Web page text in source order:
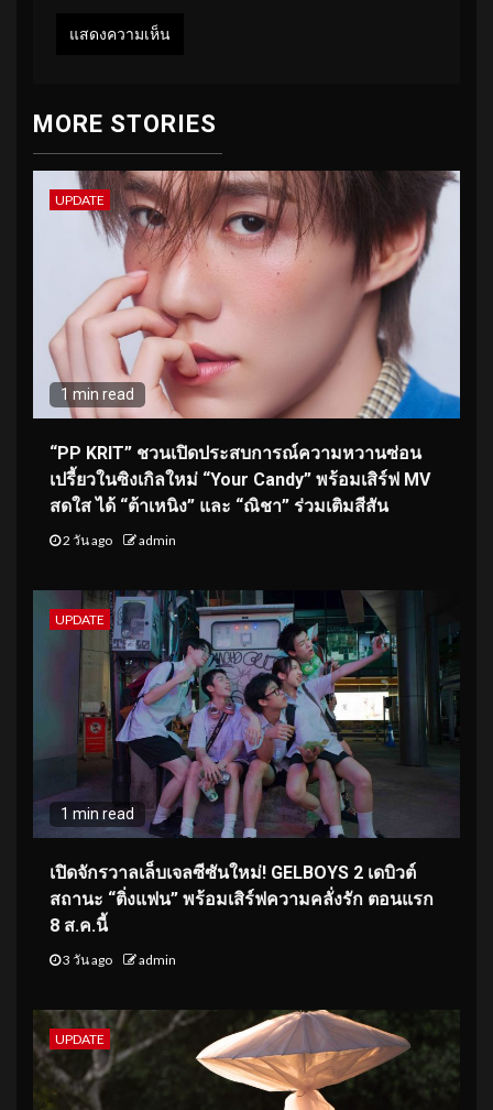
MORE STORIES
UPDATE
1 min read
“PP KRIT” ชวนเปิดประสบการณ์ความหวานซ่อน
เปรี้ยวในซิงเกิลใหม่ “Your Candy” พร้อมเสิร์ฟ MV
สดใส ได้ “ต้าเหนิง” และ “ณิชา” ร่วมเติมสีสัน
2 วัน ago admin
UPDATE
1 min read
เปิดจักรวาลเล็บเจลซีซันใหม่! GELBOYS 2 เดบิวต์
สถานะ “ติ่งแฟน” พร้อมเสิร์ฟความคลั่งรัก ตอนแรก
8 ส.ค.นี้
3 วัน ago admin
UPDATE